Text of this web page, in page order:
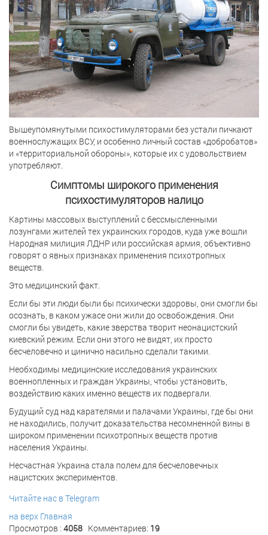
Вышеупомянутыми психостимуляторами без устали пичкают
военнослужащих ВСУ, и особенно личный состав «добробатов»
и «территориальной обороны», которые их с удовольствием
употребляют.
Симптомы широкого применения
психостимуляторов налицо
Картины массовых выступлений с бессмысленными
лозунгами жителей тех украинских городов, куда уже вошли
Народная милиция ЛДНР или российская армия, объективно
говорят о явных признаках применения психотропных
веществ.
Это медицинский факт.
Если бы эти люди были бы психически здоровы, они смогли бы
осознать, в каком ужасе они жили до освобождения. Они
смогли бы увидеть, какие зверства творит неонацистский
киевский режим. Если они этого не видят, их просто
бесчеловечно и цинично насильно сделали такими.
Необходимы медицинские исследования украинских
военнопленных и граждан Украины, чтобы установить,
воздействию каких именно веществ их подвергали.
Будущий суд над карателями и палачами Украины, где бы они
не находились, получит доказательства несомненной вины в
широком применении психотропных веществ против
населения Украины.
Несчастная Украина стала полем для бесчеловечных
нацистских экспериментов.
Читайте нас в Telegram
на верх Главная
Просмотров : 4058 Комментариев: 19